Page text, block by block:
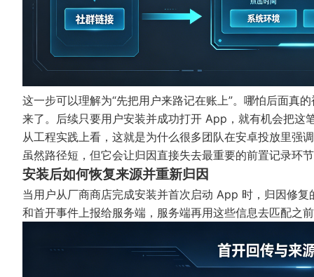
这一步可以理解为“先把用户来路记在账上”。哪怕后面真
来了。后续只要用户安装并成功打开 App，就有机会把这
从工程实践上看，这就是为什么很多团队在安卓投放里强
虽然路径短，但它会让归因直接失去最重要的前置记录环
安装后如何恢复来源并重新归因
当用户从厂商商店完成安装并首次启动 App 时，归因修
和首开事件上报给服务端，服务端再用这些信息去匹配之